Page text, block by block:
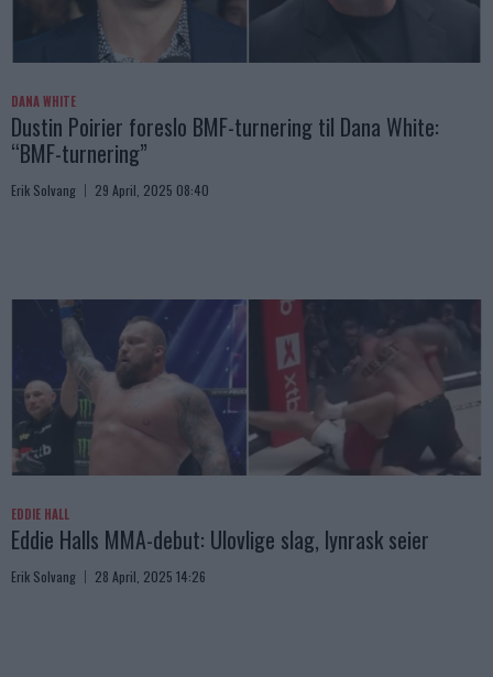
DANA WHITE
Dustin Poirier foreslo BMF-turnering til Dana White:
“BMF-turnering”
Erik Solvang 29 April, 2025 08:40
EDDIE HALL
Eddie Halls MMA-debut: Ulovlige slag, lynrask seier
Erik Solvang 28 April, 2025 14:26